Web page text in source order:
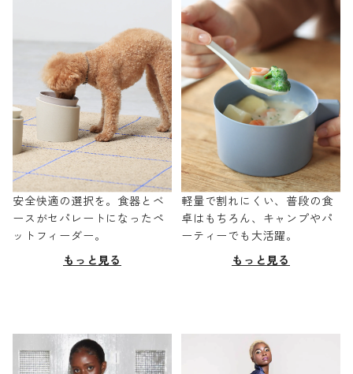
安全快適の選択を。食器とベ
ースがセパレートになったペ
ットフィーダー。
もっと見る
軽量で割れにくい、普段の食
卓はもちろん、キャンプやパ
ーティーでも大活躍。
もっと見る